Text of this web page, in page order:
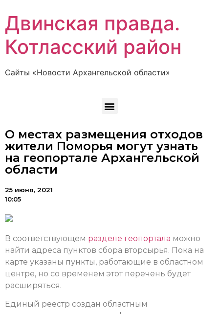
Двинская правда.
Котласский район
Сайты «Новости Архангельской области»
О местах размещения отходов
жители Поморья могут узнать
на геопортале Архангельской
области
25 июня, 2021
10:05
В соответствующем разделе геопортала можно
найти адреса пунктов сбора вторсырья. Пока на
карте указаны пункты, работающие в областном
центре, но со временем этот перечень будет
расширяться.
Единый реестр создан областным